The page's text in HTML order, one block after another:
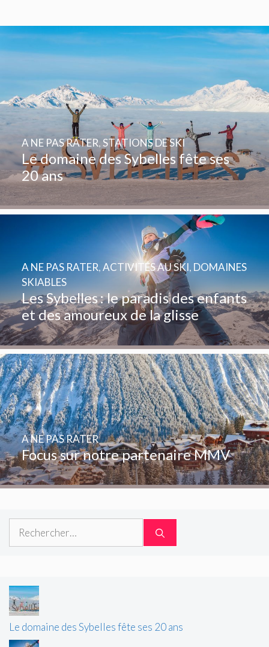
Le domaine des Sybelles fête ses
20 ans
A NE PAS RATER,STATIONS DE SKI
Les Sybelles : le paradis des enfants
et des amoureux de la glisse
A NE PAS RATER,ACTIVITÉS AU SKI, DOMAINES
SKIABLES
Focus sur notre partenaire MMV
A NE PAS RATER
Rechercher :
Le domaine des Sybelles fête ses 20 ans